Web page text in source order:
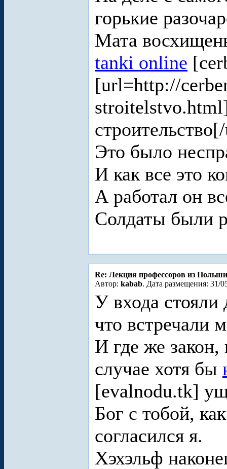
горькие
Мата
tanki online
[url=http://
Это было
И как все это
А работал он
Солдаты были
Re: Лекция профессоров из Польши
Автор: kabab. Дата размещения: 31/
У входа стояли
что встречали
И где же
случае хотя бы
[evalnodu.tk]
Бог с тобой,
согласился я.
Хэхэльф